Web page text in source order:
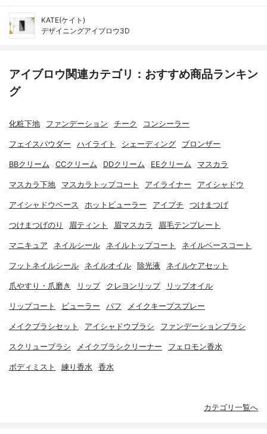
KATE(ケイト)
デザイニングアイブロウ3D
アイブロウ関連カテゴリ：おすすめ商品ランキン
グ
化粧下地 ファンデーション チーク コンシーラー
フェイスパウダー ハイライト シェーディング ブロンザー
BBクリーム CCクリーム DDクリーム EEクリーム マスカラ
マスカラ下地 マスカラトップコート アイライナー アイシャドウ
アイシャドウベース ホットビューラー アイプチ つけまつげ
つけまつげのり 眉ティント 眉マスカラ 眉毛テンプレート
マニキュア ネイルシール ネイルトップコート ネイルベースコート
フットネイルシール ネイルオイル 除光液 ネイルケアセット
爪やすり・爪磨き リップ クレヨンリップ リップオイル
リップコート ビューラー パフ メイクキープスプレー
メイクブラシセット アイシャドウブラシ ファンデーションブラシ
スクリューブラシ メイクブラシクリーナー フェロモン香水
ボディミスト 練り香水 香水
カテゴリ一覧へ